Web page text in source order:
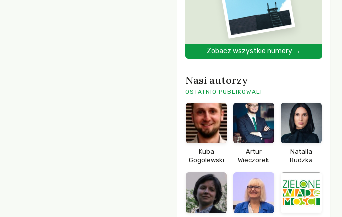
Zobacz wszystkie numery →
Nasi autorzy
OSTATNIO PUBLIKOWALI
Kuba
Gogolewski
Artur
Wieczorek
Natalia
Rudzka